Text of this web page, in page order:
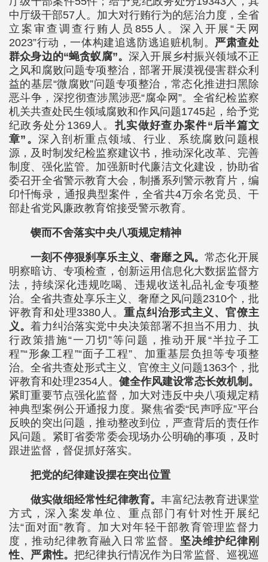
中厅级干部57人。加大对行贿行为的惩治力度，全省
立案审查调查行贿人员855人。深入开展“天网
2023”行动，一体构建追逃防逃追赃机制。 严肃查处
群众身边的“蝇贪蚁腐”。深入开展乡村振兴领域不正
之风和腐败问题专项整治，部署开展漠视侵害群众利
益的基层“微腐败”问题专项整治，常态化推进扫黑除
恶斗争，深挖彻查涉黑涉恶“腐伞网”。全省纪检监察
机关共查处民生领域腐败和作风问题1745起，给予党
纪政务处分1369人。 扎实做好查办案件“后半篇文
章”。深入剖析重点领域、行业、系统腐败问题根
源，及时制发纪检监察建议书，推动深化改革、完善
制度、强化监管。加强新时代廉洁文化建设，协助省
委召开全省警示教育大会，制播系列警示教育片，编
印忏悔录，通报典型案件，全省共4万余名党员、干
部赴省党风廉政教育馆接受警示教育。
锲而不舍落实中央八项规定精神
一刻不停狠刹享乐主义、奢靡之风。常态化开展
明察暗访、专项检查，创新运用信息化大数据监督方
法，持续深化违规吃喝、违规收送礼品礼金专项整
治。全省共查处享乐主义、奢靡之风问题2310个，批
评教育和处理3380人。重点纠治形式主义、官僚主
义。着力纠治落实党中央决策部署不担当不用力、执
行政策措施“一刀切”等问题，推动开展“半拉子工
程”“形象工程”“面子工程”、加重基层负担等专项整
治。全省共查处形式主义、官僚主义问题1363个，批
评教育和处理2354人。 健全作风建设常态长效机制。
紧盯重要节点强化监督，加大对违反中央八项规定精
神典型案例公开通报力度。聚焦省委“民声呼应”平台
反映的突出问题，推动整改到位，严查背后的责任作
风问题。紧盯省委常委会现场办公明确的事项，及时
跟进监督，督促抓好落实。
把党的纪律建设摆在突出位置
做实做细经常性纪律教育。丰富纪法教育进课堂
方式，深入案发单位、重点部门有针对性开展纪
法“面对面”教育。加大对年轻干部教育管理监督力
度，推动纪律教育融入日常监督。 坚决维护纪律刚
性、严肃性。把纪律执行情况作为日常监督、巡视巡